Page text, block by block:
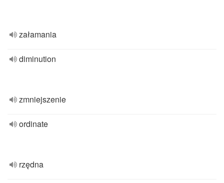
załamania
diminution
zmniejszenie
ordinate
rzędna